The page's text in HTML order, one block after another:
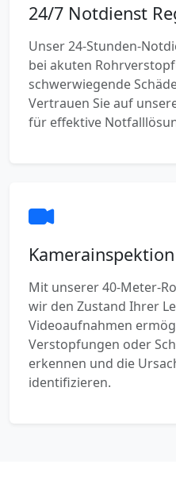
24/7 Notdienst
Unser 24-Stunden-
bei akuten
schwerwiegende
Vertrauen Sie auf
für effektive
Kamerainspektion
Mit unserer 40-Meter-
wir den Zustand Ihrer
Videoaufnahmen
Verstopfungen oder
erkennen und die
identifizieren.